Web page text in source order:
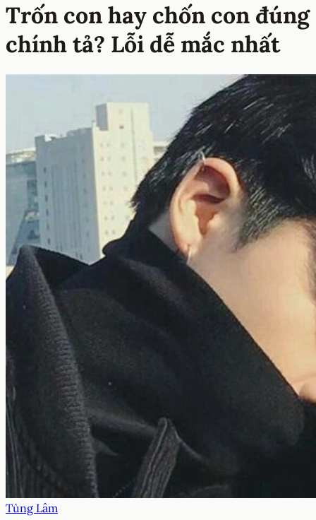
Trốn con hay chốn con đúng
chính tả? Lỗi dễ mắc nhất
Tùng Lâm